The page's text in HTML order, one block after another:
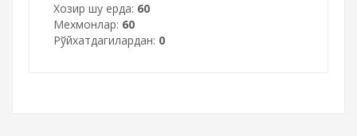
Хозир шу ерда: 60
Мехмонлар: 60
Рўйхатдагилардан: 0